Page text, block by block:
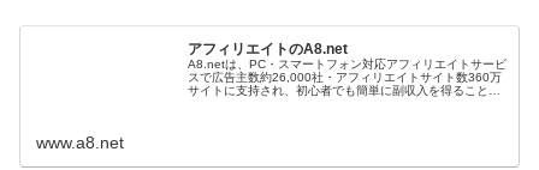
アフィリエイトのA8.net
A8.netは、PC・スマートフォン対応アフィリエイトサービ
スで広告主数約26,000社・アフィリエイトサイト数360万
サイトに支持され、初心者でも簡単に副収入を得ることが
www.a8.net